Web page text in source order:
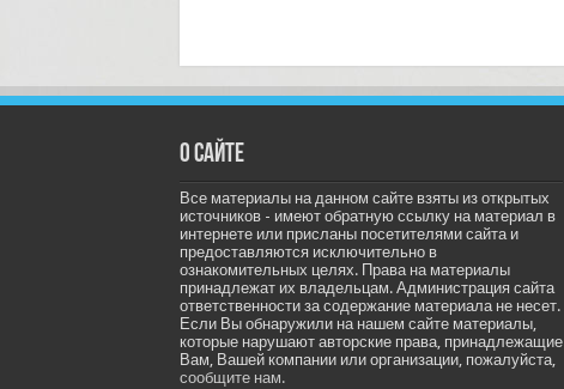
О сайте
Все материалы на данном сайте взяты из открытых
источников - имеют обратную ссылку на материал в
интернете или присланы посетителями сайта и
предоставляются исключительно в
ознакомительных целях. Права на материалы
принадлежат их владельцам. Администрация сайта
ответственности за содержание материала не несет.
Если Вы обнаружили на нашем сайте материалы,
которые нарушают авторские права, принадлежащие
Вам, Вашей компании или организации, пожалуйста,
сообщите нам.